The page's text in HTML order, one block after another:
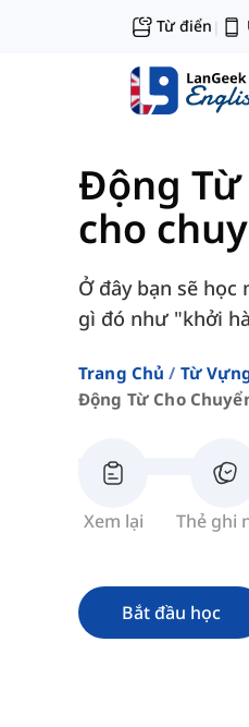
Từ điển |
Động Từ
cho
Ở đây bạn sẽ
gì đó như "khởi
Trang Chủ Từ
Động Từ Cho
Xem lại Thẻ ghi
Bắt đầu học